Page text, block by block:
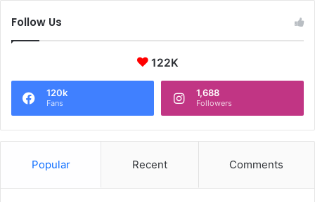
Follow Us
122K
120k
Fans
1,688
Followers
Popular Recent Comments